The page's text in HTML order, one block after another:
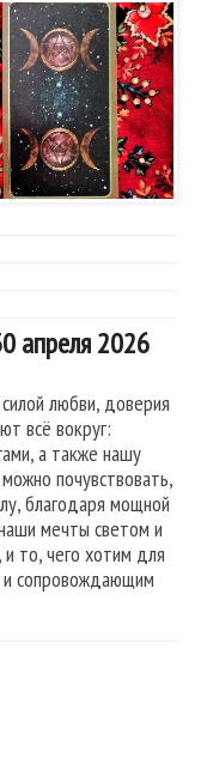
апреля 2026
любви, доверия
всё вокруг:
а также нашу
почувствовать,
благодаря мощной
мечты светом и
то, чего хотим для
и сопровождающим